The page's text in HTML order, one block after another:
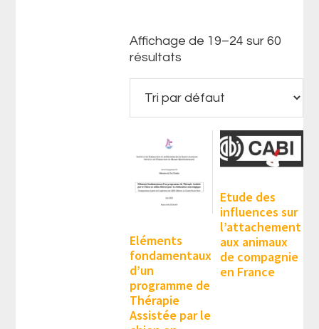
Affichage de 19–24 sur 60
résultats
Eléments
fondamentaux
d’un
programme de
Thérapie
Assistée par le
Etude des
influences sur
l’attachement
aux animaux
de compagnie
en France